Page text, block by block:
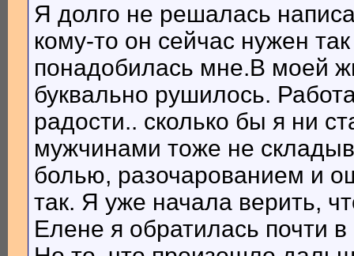
Я долго не решалась
кому-то он сейчас нужен
понадобилась мне.В моей
буквально рушилось.
радости.. сколько бы я ни
мужчинами тоже не
болью, разочарованием и
так. Я уже начала верить,
Елене я обратилась почти